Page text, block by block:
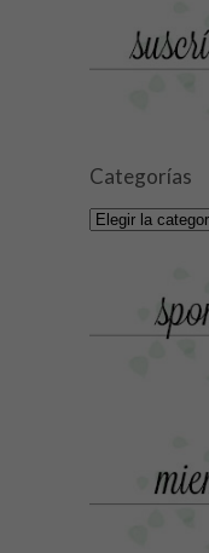
Categorías
Categorías